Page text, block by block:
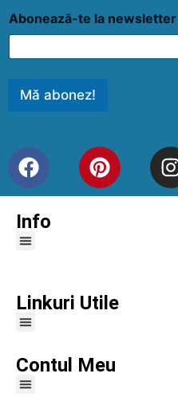
Abonează-te la newsletter
Mă abonez!
Info
Linkuri Utile
Contul Meu